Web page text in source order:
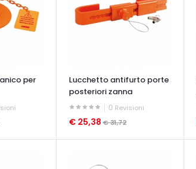
per
Lucchetto antifurto porte
posteriori zanna
0 Revisioni
€ 25,38€ 31,72
OCCHIATA VELOCE